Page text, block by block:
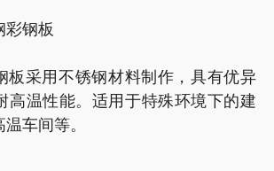
彩钢板
板采用不锈钢材料制作，具有优异
高温性能。适用于特殊环境下的建
车间等。